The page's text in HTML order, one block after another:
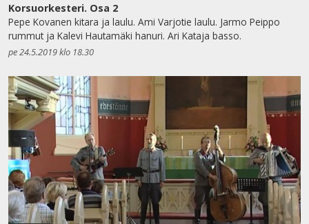
Korsuorkesteri. Osa 2
Pepe Kovanen kitara ja laulu. Ami Varjotie laulu. Jarmo Peippo
rummut ja Kalevi Hautamäki hanuri. Ari Kataja basso.
pe 24.5.2019 klo 18.30